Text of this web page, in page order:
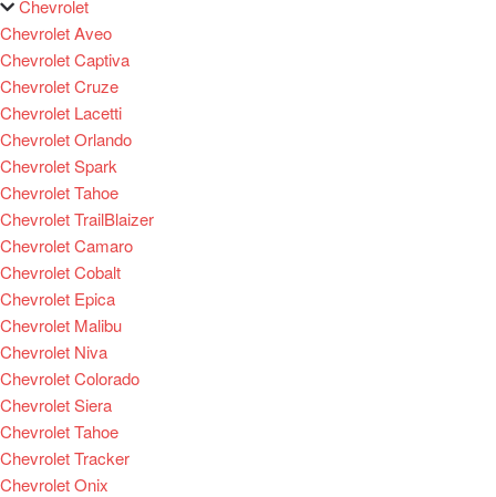
Chevrolet
Chevrolet Aveo
Chevrolet Captiva
Chevrolet Cruze
Chevrolet Lacetti
Chevrolet Orlando
Chevrolet Spark
Chevrolet Tahoe
Chevrolet TrailBlaizer
Chevrolet Camaro
Chevrolet Cobalt
Chevrolet Epica
Chevrolet Malibu
Chevrolet Niva
Chevrolet Colorado
Chevrolet Siera
Chevrolet Tahoe
Chevrolet Tracker
Chevrolet Onix